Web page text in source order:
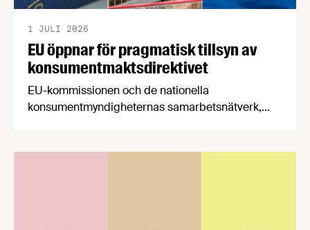
EU öppnar för pragmatisk tillsyn av
konsumentmaktsdirektivet
1 JULI 2026
EU-kommissionen och de nationella
konsumentmyndigheternas samarbetsnätverk,
konsumentmaktsdirektivet. Livsmedelsföretagen